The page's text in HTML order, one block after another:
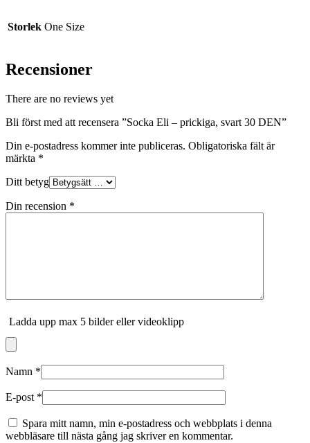
Storlek One Size
Recensioner
There are no reviews yet
Bli först med att recensera ”Socka Eli – prickiga, svart 30 DEN”
Din e-postadress kommer inte publiceras. Obligatoriska fält är
märkta *
Ditt betyg
Din recension *
Ladda upp max 5 bilder eller videoklipp
Namn *
E-post *
Spara mitt namn, min e-postadress och webbplats i denna
webbläsare till nästa gång jag skriver en kommentar.